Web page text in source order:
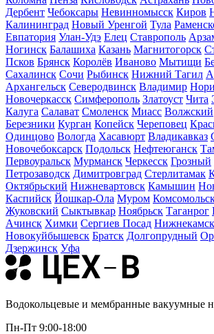
Дербент Чебоксары Невинномысск Киров
Калининград Новый Уренгой Тула
Евпатория Улан-Удэ Елец Ставрополь
Ногинск Балашиха Казань Магнитогорск
Псков Брянск Королёв Иваново Мытищи
Сахалинск Сочи Рыбинск Нижний Тагил
Архангельск Северодвинск Владимир
Новочеркасск Симферополь Златоуст Чита
Калуга Салават Смоленск Миасс Волжский
Березники Курган Копейск Череповец
Одинцово Вологда Хасавюрт Владикавказ
Новочебоксарск Подольск Нефтеюганск
Первоуральск Мурманск Черкесск Грозный
Петрозаводск Димитровград Стерлитамак
Октябрьский Нижневартовск Камышин
Каспийск Йошкар-Ола Муром
Жуковский Сыктывкар Ноябрьск Таганрог
Ачинск Химки Сергиев Посад Нижнекамск
Новокуйбышевск Братск Долгопрудный
Дзержинск Уфа
Водокольцевые и мембранные вакуумные
Пн-Пт 9:00-18:00